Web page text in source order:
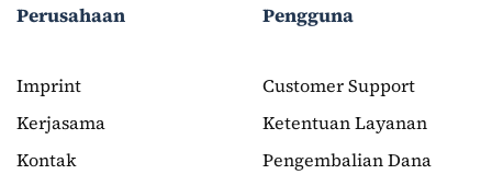
Perusahaan
Imprint
Kerjasama
Kontak
Pengguna
Customer Support
Ketentuan Layanan
Pengembalian Dana